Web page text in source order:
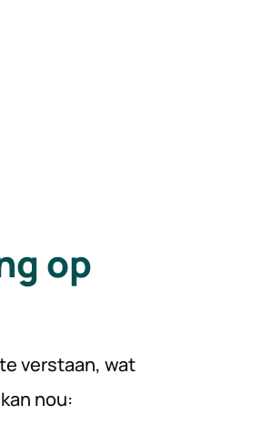
op
verstaan, wat
nou: